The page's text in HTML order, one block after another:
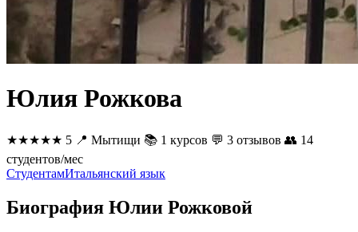
Юлия Рожкова
★★★★★ 5 📍 Мытищи 📚 1 курсов 💬 3 отзывов 👥 14
студентов/мес
СтудентамИтальянский язык
Биография Юлии Рожковой